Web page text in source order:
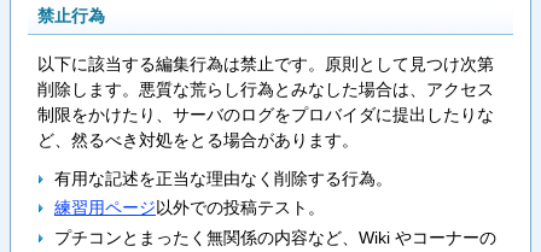
禁止行為
以下に該当する編集行為は禁止です。原則として見つけ次第
削除します。悪質な荒らし行為とみなした場合は、アクセス
制限をかけたり、サーバのログをプロバイダに提出したりな
ど、然るべき対処をとる場合があります。
有用な記述を正当な理由なく削除する行為。
練習用ページ以外での投稿テスト。
プチコンとまったく無関係の内容など、Wiki やコーナーの